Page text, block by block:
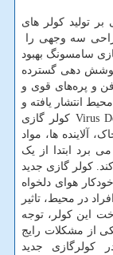
تولید کولر های
سه وجهی را
سامسونگ بهبود
پوشش دهی گسترده
فن و پره‌‌‏های قوی و
هوای مطبوع تا 14 متر در محیط انتشار یافته و
Virus کولر گازی
آلاینده ها، مواد
برد ابتدا از یک
کولر گازی جدید
هوای دلخواه
در محیط، تاثیر
این کولر، توجه
از مشکلات رایج
کولرگازی جدید